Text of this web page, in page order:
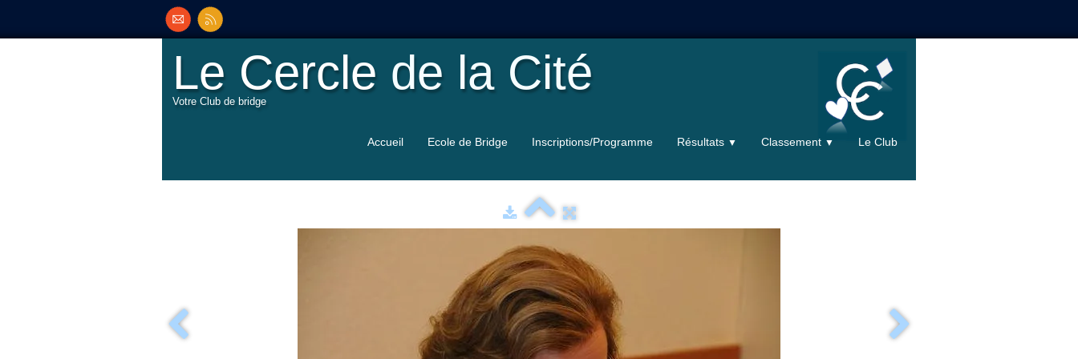
Le Cercle de la Cité
Votre Club de bridge
Accueil Ecole de Bridge Inscriptions/Programme Résultats ▼ Classement ▼ Le Club